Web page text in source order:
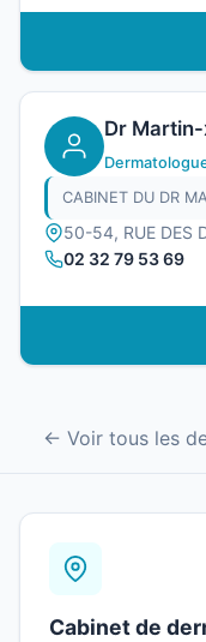
Dr
CABINET DU DR
50-54, RUE DES
02 32 79 53 69
← Voir tous les
Cabinet de